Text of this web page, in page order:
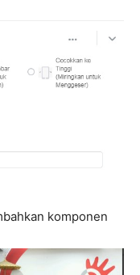
komponen